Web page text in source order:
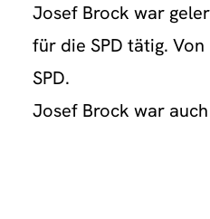
Josef Brock war
für die SPD tätig.
SPD.
Josef Brock war